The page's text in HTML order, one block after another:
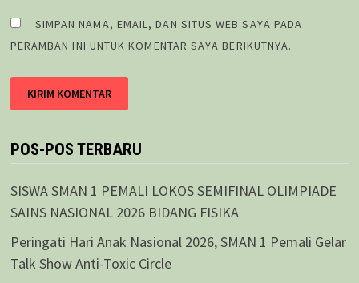
SIMPAN NAMA, EMAIL, DAN SITUS WEB SAYA PADA
PERAMBAN INI UNTUK KOMENTAR SAYA BERIKUTNYA.
POS-POS TERBARU
SISWA SMAN 1 PEMALI LOKOS SEMIFINAL OLIMPIADE
SAINS NASIONAL 2026 BIDANG FISIKA
Peringati Hari Anak Nasional 2026, SMAN 1 Pemali Gelar
Talk Show Anti-Toxic Circle